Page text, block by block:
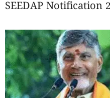
SEEDAP Notification